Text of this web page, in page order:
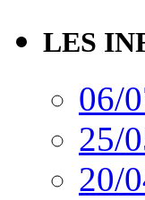
LES
06/
25/
20/